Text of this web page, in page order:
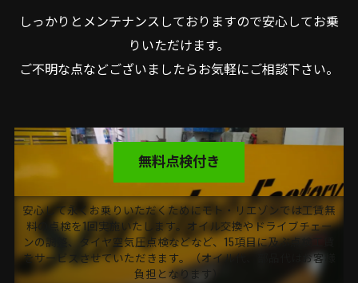
しっかりとメンテナンスしておりますので安心してお乗
りいただけます。
ご不明な点などございましたらお気軽にご相談下さい。
無料点検付き
安心して永くお乗りいただくためにモト・リエゾンでは工賃無
料の点検を1回実施いたします。オイル交換やドライブチェー
ンの調整、タイヤ空気圧点検などなど、15項目に及ぶ点検工賃
をサービスさせていただきます。（オイル代、部品代はお客様
負担となります）